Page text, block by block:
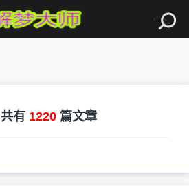
共有 1220 篇文章